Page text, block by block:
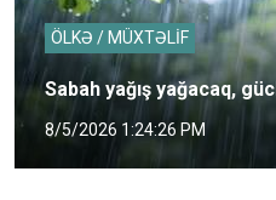
ÖLKƏ / MÜXTƏLİF
Sabah yağış yağacaq,
8/5/2026 1:24:26 PM